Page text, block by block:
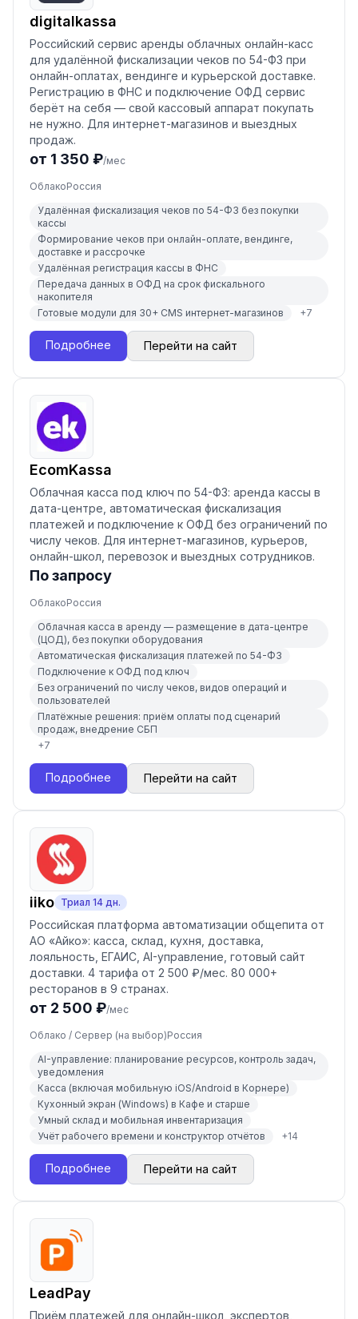
digitalkassa
Российский сервис аренды облачных онлайн-касс
для удалённой фискализации чеков по 54-ФЗ при
онлайн-оплатах, вендинге и курьерской доставке.
Регистрацию в ФНС и подключение ОФД сервис
берёт на себя — свой кассовый аппарат покупать
не нужно. Для интернет-магазинов и выездных
продаж.
от 1 350 ₽/мес
ОблакоРоссия
Удалённая фискализация чеков по 54-ФЗ без покупки
кассы
Формирование чеков при онлайн-оплате, вендинге,
доставке и рассрочке
Удалённая регистрация кассы в ФНС
Передача данных в ОФД на срок фискального
накопителя
Готовые модули для 30+ CMS интернет-магазинов
+7
Подробнее Перейти на сайт
EcomKassa
Облачная касса под ключ по 54-ФЗ: аренда кассы в
дата-центре, автоматическая фискализация
платежей и подключение к ОФД без ограничений по
числу чеков. Для интернет-магазинов, курьеров,
онлайн-школ, перевозок и выездных сотрудников.
По запросу
ОблакоРоссия
Облачная касса в аренду — размещение в дата-центре
(ЦОД), без покупки оборудования
Автоматическая фискализация платежей по 54-ФЗ
Подключение к ОФД под ключ
Без ограничений по числу чеков, видов операций и
пользователей
Платёжные решения: приём оплаты под сценарий
продаж, внедрение СБП
+7
Подробнее Перейти на сайт
iiko Триал 14 дн.
Российская платформа автоматизации общепита от
АО «Айко»: касса, склад, кухня, доставка,
лояльность, ЕГАИС, AI-управление, готовый сайт
доставки. 4 тарифа от 2 500 ₽/мес. 80 000+
ресторанов в 9 странах.
от 2 500 ₽/мес
Облако / Сервер (на выбор)Россия
AI-управление: планирование ресурсов, контроль задач,
уведомления
Касса (включая мобильную iOS/Android в Корнере)
Кухонный экран (Windows) в Кафе и старше
Умный склад и мобильная инвентаризация
Учёт рабочего времени и конструктор отчётов
+14
Подробнее Перейти на сайт
LeadPay
Приём платежей для онлайн-школ, экспертов,